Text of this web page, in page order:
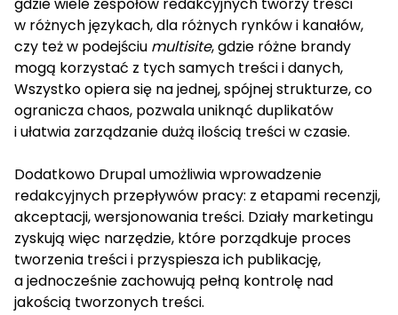
w różnych językach, dla różnych rynków i kanałów,
czy też w podejściu multisite, gdzie różne brandy
mogą korzystać z tych samych treści i danych,
Wszystko opiera się na jednej, spójnej strukturze, co
ogranicza chaos, pozwala uniknąć duplikatów
i ułatwia zarządzanie dużą ilością treści w czasie.
Dodatkowo Drupal umożliwia wprowadzenie
redakcyjnych przepływów pracy: z etapami recenzji,
akceptacji, wersjonowania treści. Działy marketingu
zyskują więc narzędzie, które porządkuje proces
tworzenia treści i przyspiesza ich publikację,
a jednocześnie zachowują pełną kontrolę nad
jakością tworzonych treści.